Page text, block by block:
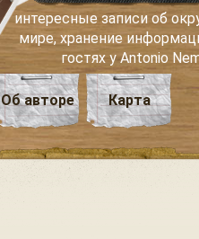
интересные записи об
мире, хранение
гостях у Antonio
Об авторе Карта